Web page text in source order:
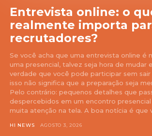
Entrevista online: o
realmente importa
recrutadores?
Se você acha que uma entrevista online é
uma presencial, talvez seja hora de mudar
verdade que você pode participar sem sair
isso não significa que a preparação seja
Pelo contrário: pequenos detalhes que
despercebidos em um encontro
muita atenção na tela. A boa notícia é que
HI NEWS AGOSTO 3, 2026